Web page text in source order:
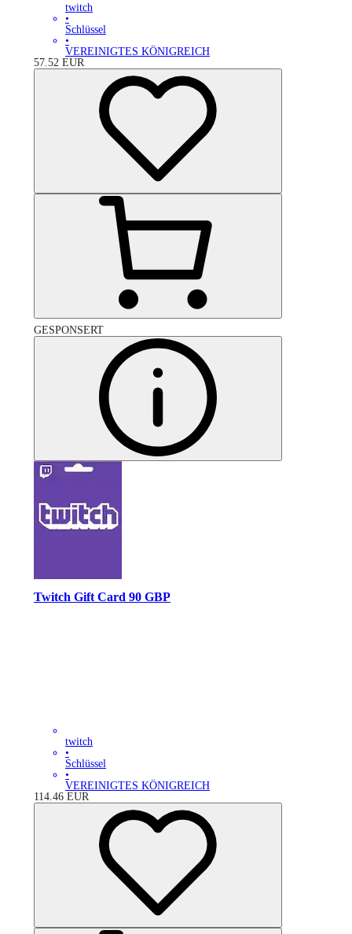
twitch
•
Schlüssel
•
VEREINIGTES KÖNIGREICH
57.52 EUR
GESPONSERT
Twitch Gift Card 90 GBP
twitch
•
Schlüssel
•
VEREINIGTES KÖNIGREICH
114.46 EUR